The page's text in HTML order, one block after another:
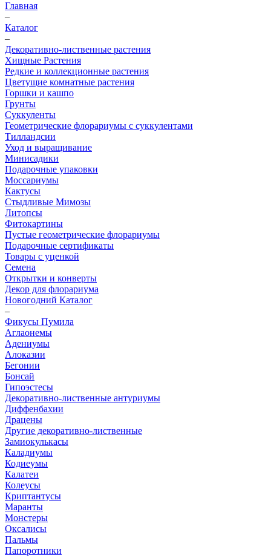
Главная
–
Каталог
–
Декоративно-лиственные растения
Хищные Растения
Редкие и коллекционные растения
Цветущие комнатные растения
Горшки и кашпо
Грунты
Суккуленты
Геометрические флорариумы с суккулентами
Тилландсии
Уход и выращивание
Минисадики
Подарочные упаковки
Моссариумы
Кактусы
Стыдливые Мимозы
Литопсы
Фитокартины
Пустые геометрические флорариумы
Подарочные сертификаты
Товары с уценкой
Семена
Открытки и конверты
Декор для флорариума
Новогодний Каталог
–
Фикусы Пумила
Аглаонемы
Адениумы
Алоказии
Бегонии
Бонсай
Гипоэстесы
Декоративно-лиственные антуриумы
Диффенбахии
Драцены
Другие декоративно-лиственные
Замиокулькасы
Каладиумы
Кодиеумы
Калатеи
Колеусы
Криптантусы
Маранты
Монстеры
Оксалисы
Пальмы
Папоротники